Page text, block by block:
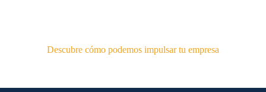
Descubre cómo podemos impulsar tu empresa